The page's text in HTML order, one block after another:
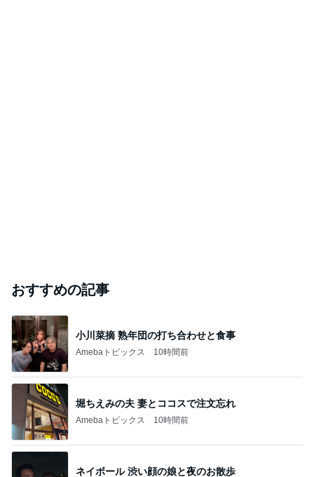
おすすめの記事
小川菜摘 熟年団の打ち合わせと食事
Amebaトピックス 10時間前
堀ちえみの夫 妻とココスで注文忘れ
Amebaトピックス 10時間前
ネイボール 渋い顔の娘と夜のお散歩